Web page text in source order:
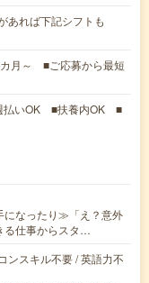
あれば下記シフトも
カ月～ ■ご応募から最短
払いOK ■扶養内OK ■
になったり≫「え？意外
る仕事からスタ…
ンスキル不要 / 英語力不